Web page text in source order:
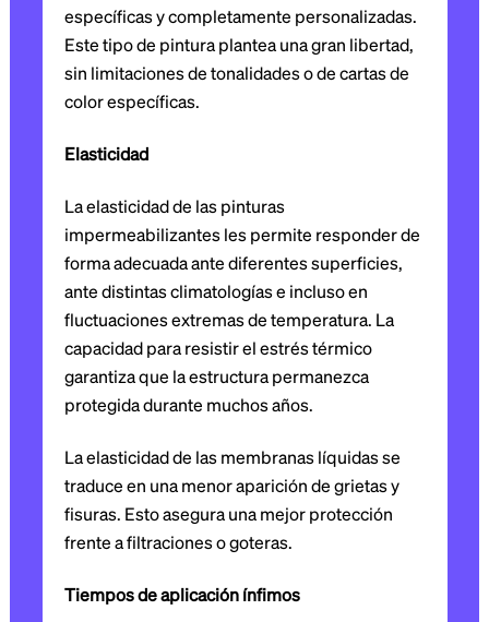
específicas y completamente personalizadas.
Este tipo de pintura plantea una gran libertad,
sin limitaciones de tonalidades o de cartas de
color específicas.
Elasticidad
La elasticidad de las pinturas
impermeabilizantes les permite responder de
forma adecuada ante diferentes superficies,
ante distintas climatologías e incluso en
fluctuaciones extremas de temperatura. La
capacidad para resistir el estrés térmico
garantiza que la estructura permanezca
protegida durante muchos años.
La elasticidad de las membranas líquidas se
traduce en una menor aparición de grietas y
fisuras. Esto asegura una mejor protección
frente a filtraciones o goteras.
Tiempos de aplicación ínfimos